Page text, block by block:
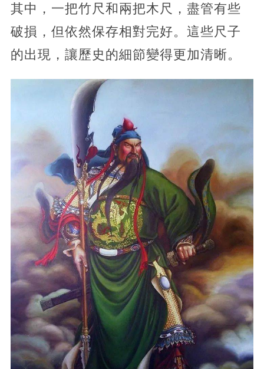
其中，一把竹尺和兩把木尺，盡管有些
破損，但依然保存相對完好。這些尺子
的出現，讓歷史的細節變得更加清晰。